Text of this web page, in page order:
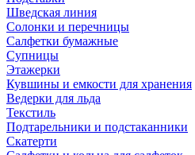
Шведская линия
Солонки и перечницы
Салфетки бумажные
Супницы
Этажерки
Кувшины и емкости для хранения
Ведерки для льда
Текстиль
Подтарельники и подстаканники
Скатерти